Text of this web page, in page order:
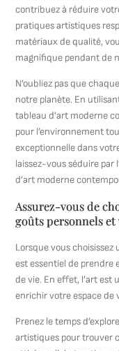
contribuez à réduire
pratiques artistiques
matériaux de qualité,
magnifique pendant de
N’oubliez pas que
notre planète. En
tableau d’art moderne
pour l’environnement
exceptionnelle dans
laissez-vous séduire par
d’art moderne
Assurez-vous de
goûts personnels
Lorsque vous
est essentiel de prendre
de vie. En effet, l’art est
enrichir votre espace
Prenez le temps
artistiques pour trouver